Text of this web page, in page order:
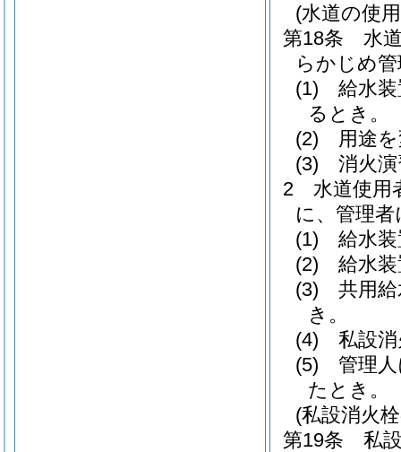
(水道の使
第18条
水
らかじめ
(1)
給水
るとき。
(2)
用途
(3)
消火
2
水道使用
に、管理
(1)
給水
(2)
給水
(3)
共用
き。
(4)
私設
(5)
管理
たとき。
(私設消火
第19条
私